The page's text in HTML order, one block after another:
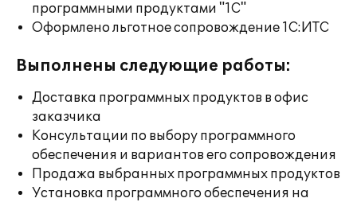
программными продуктами "1С"
Оформлено льготное сопровождение 1С:ИТС
Выполнены следующие работы:
Доставка программных продуктов в офис
заказчика
Консультации по выбору программного
обеспечения и вариантов его сопровождения
Продажа выбранных программных продуктов
Установка программного обеспечения на